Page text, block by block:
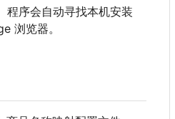
程序会自动寻找本机安装
浏览器。